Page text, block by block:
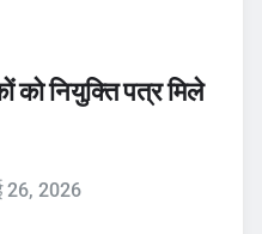
को नियुक्ति पत्र मिले
26, 2026